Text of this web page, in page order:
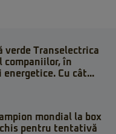
verde Transelectrica
companiilor, în
Cu cât...
mondial la box
pentru tentativă